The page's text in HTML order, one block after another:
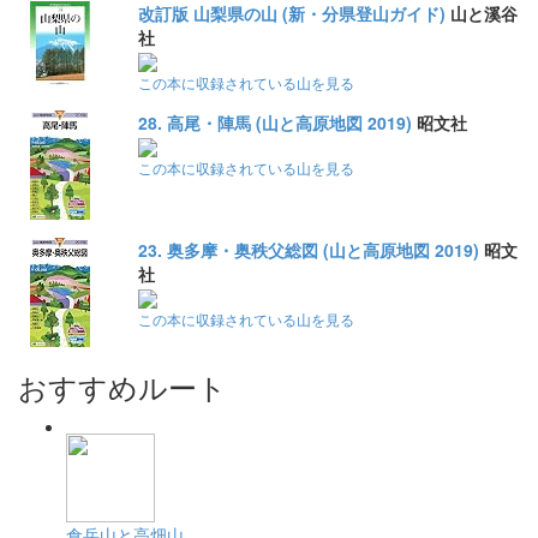
改訂版 山梨県の山 (新・分県登山ガイド) 山と溪谷
社
この本に収録されている山を見る
28. 高尾・陣馬 (山と高原地図 2019) 昭文社
この本に収録されている山を見る
23. 奥多摩・奥秩父総図 (山と高原地図 2019) 昭文
社
この本に収録されている山を見る
おすすめルート